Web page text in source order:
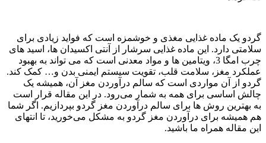
گردو یک ماده غذایی مغذی و خوشمزه است که فواید زیادی برای
سلامتی دارد. این ماده غذایی سرشار از آنتی اکسیدان ها، اسید های
چرب امگا 3، ویتامین ها و مواد معدنی است که می تواند به بهبود
عملکرد مغز، سلامت قلب، تقویت سیستم ایمنی بدن و… کمک کند.
گردو از آن مواردی است که سالم درآوردن مغز آن، همیشه یک
چالش اساسی برای همه به شمار می‌رود. در این مقاله قرار است
به بهترین روش ها برای سالم درآوردن مغز گردو بپردازیم. اگر شما
هم همیشه برای درآوردن مغز گردو به مشکل می‌خورید، تا انتهای
این مقاله همراه ما باشید.